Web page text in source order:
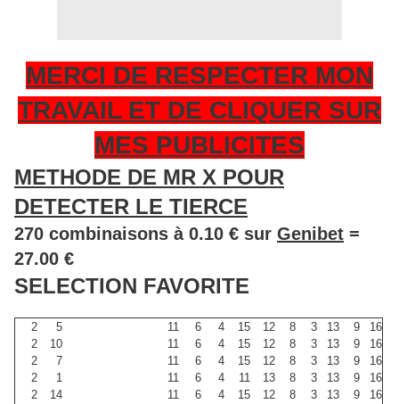
MERCI DE RESPECTER MON
TRAVAIL ET DE CLIQUER SUR
MES PUBLICITES
METHODE DE MR X POUR
DETECTER LE TIERCE
270 combinaisons à 0.10 € sur Genibet =
27.00 €
SELECTION FAVORITE
2 5 11 6 4 15 12 8 3 13 9
16
2
10 11 6 4 15 12 8 3 13 9
16
2
7 11 6 4 15 12 8 3 13 9
16
2
1 11 6 4 11 13 8 3 13 9
16
2
14 11 6 4 15 12 8 3 13 9
16